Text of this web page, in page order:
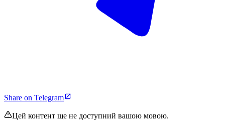
Share on Telegram
Цей контент ще не доступний вашою мовою.